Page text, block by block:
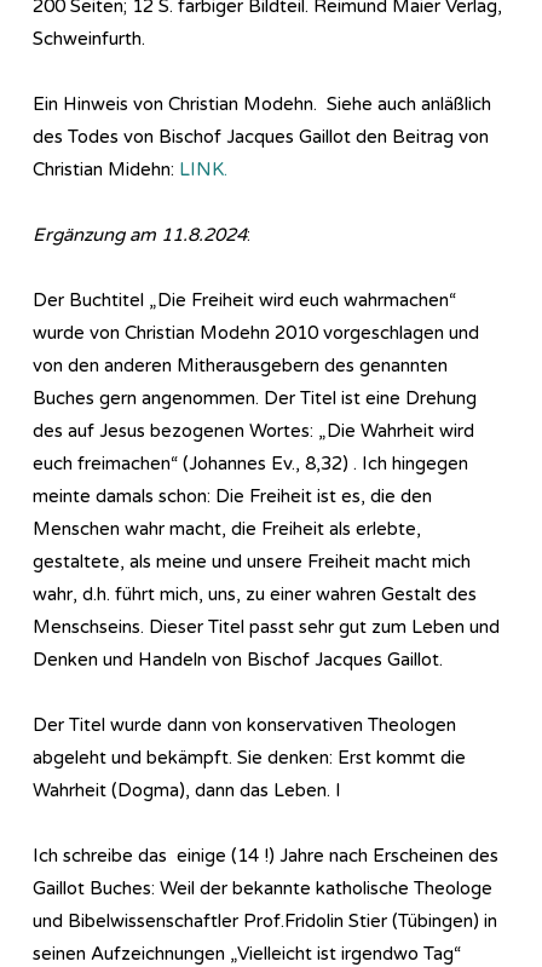
200 Seiten; 12 S. farbiger Bildteil. Reimund Maier Verlag,
Schweinfurth.
Ein Hinweis von Christian Modehn. Siehe auch anläßlich
des Todes von Bischof Jacques Gaillot den Beitrag von
Christian Midehn: LINK.
Ergänzung am 11.8.2024:
Der Buchtitel „Die Freiheit wird euch wahrmachen“
wurde von Christian Modehn 2010 vorgeschlagen und
von den anderen Mitherausgebern des genannten
Buches gern angenommen. Der Titel ist eine Drehung
des auf Jesus bezogenen Wortes: „Die Wahrheit wird
euch freimachen“ (Johannes Ev., 8,32) . Ich hingegen
meinte damals schon: Die Freiheit ist es, die den
Menschen wahr macht, die Freiheit als erlebte,
gestaltete, als meine und unsere Freiheit macht mich
wahr, d.h. führt mich, uns, zu einer wahren Gestalt des
Menschseins. Dieser Titel passt sehr gut zum Leben und
Denken und Handeln von Bischof Jacques Gaillot.
Der Titel wurde dann von konservativen Theologen
abgeleht und bekämpft. Sie denken: Erst kommt die
Wahrheit (Dogma), dann das Leben. I
Ich schreibe das einige (14 !) Jahre nach Erscheinen des
Gaillot Buches: Weil der bekannte katholische Theologe
und Bibelwissenschaftler Prof.Fridolin Stier (Tübingen) in
seinen Aufzeichnungen „Vielleicht ist irgendwo Tag“